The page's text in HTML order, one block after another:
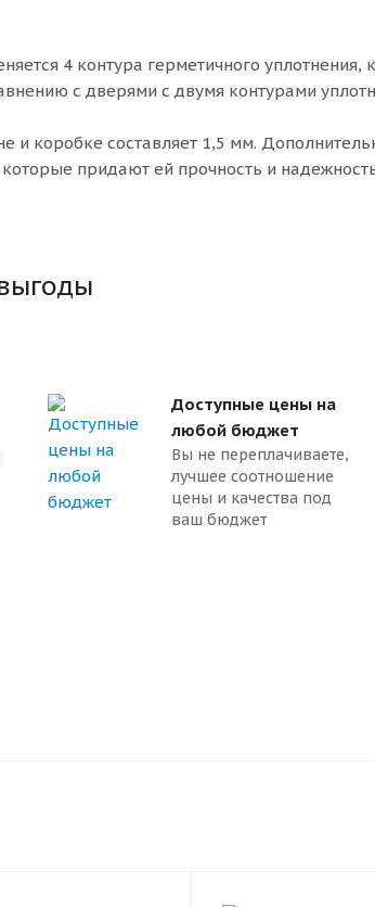
4 контура герметичного
с дверями с двумя контурами
и коробке составляет 1,5 мм.
придают ей прочность и
Доступные цены на
любой бюджет
Вы не переплачиваете,
лучшее соотношение
цены и качества под
ваш бюджет